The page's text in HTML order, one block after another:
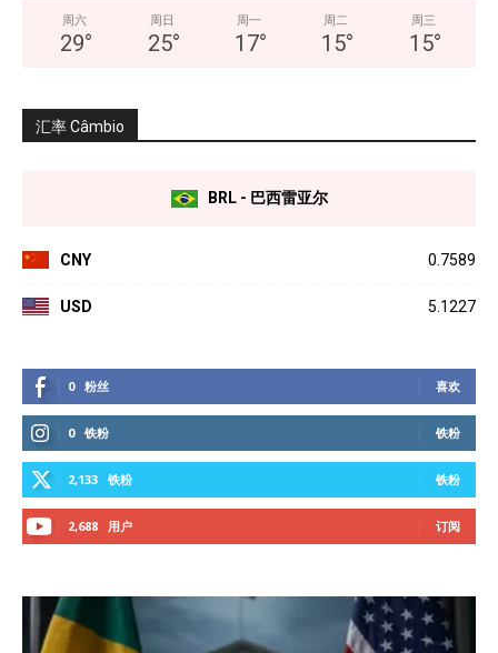
周六
29°
周日
25°
周一
17°
周二
15°
周三
15°
汇率 Câmbio
BRL - 巴西雷亚尔
CNY 0.7589
USD 5.1227
0 粉丝 喜欢
0 铁粉 铁粉
2,133 铁粉 铁粉
2,688 用户 订阅